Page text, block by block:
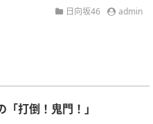
日向坂46 admin
打倒！鬼門！」